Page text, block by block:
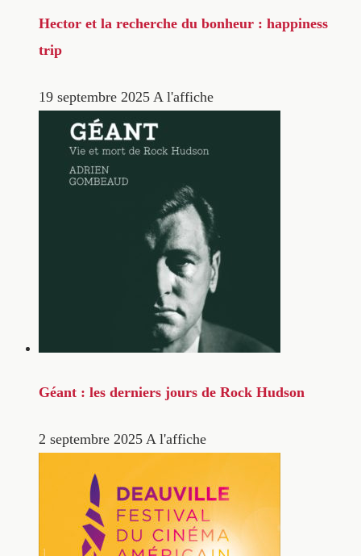
Hector et la recherche du bonheur : happiness
trip
19 septembre 2025 A l'affiche
Géant : les derniers jours de Rock Hudson
2 septembre 2025 A l'affiche